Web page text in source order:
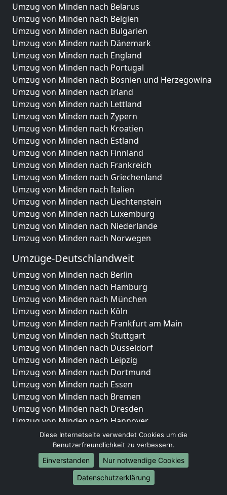
Umzug von Minden nach Belarus
Umzug von Minden nach Belgien
Umzug von Minden nach Bulgarien
Umzug von Minden nach Dänemark
Umzug von Minden nach England
Umzug von Minden nach Portugal
Umzug von Minden nach Bosnien und Herzegowina
Umzug von Minden nach Irland
Umzug von Minden nach Lettland
Umzug von Minden nach Zypern
Umzug von Minden nach Kroatien
Umzug von Minden nach Estland
Umzug von Minden nach Finnland
Umzug von Minden nach Frankreich
Umzug von Minden nach Griechenland
Umzug von Minden nach Italien
Umzug von Minden nach Liechtenstein
Umzug von Minden nach Luxemburg
Umzug von Minden nach Niederlande
Umzug von Minden nach Norwegen
Umzüge-Deutschlandweit
Umzug von Minden nach Berlin
Umzug von Minden nach Hamburg
Umzug von Minden nach München
Umzug von Minden nach Köln
Umzug von Minden nach Frankfurt am Main
Umzug von Minden nach Stuttgart
Umzug von Minden nach Düsseldorf
Umzug von Minden nach Leipzig
Umzug von Minden nach Dortmund
Umzug von Minden nach Essen
Umzug von Minden nach Bremen
Umzug von Minden nach Dresden
Umzug von Minden nach Hannover
Umzug von Minden nach Nürnberg
Umzug von Minden nach Duisburg
Umzug von Minden nach Bochum
Umzug von Minden nach Wuppertal
Umzug von Minden nach Bielefeld
Diese Internetseite verwendet Cookies um die
Benutzerfreundlichkeit zu verbessern.
Einverstanden
Nur notwendige Cookies
Datenschutzerklärung